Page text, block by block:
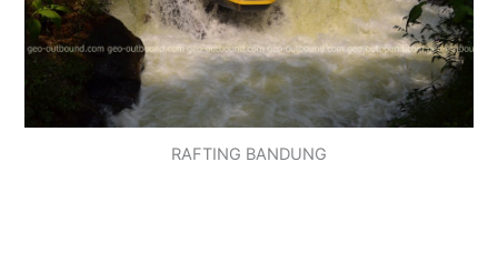
RAFTING BANDUNG